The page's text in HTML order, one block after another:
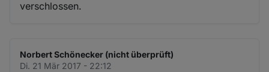
verschlossen.
Norbert Schönecker (nicht überprüft)
Di. 21 Mär 2017 - 22:12